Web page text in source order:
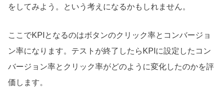
をしてみよう。という考えになるかもしれません。
ここでKPIとなるのはボタンのクリック率とコンバージョ
ン率になります。テストが終了したらKPIに設定したコン
バージョン率とクリック率がどのように変化したのかを評
価します。